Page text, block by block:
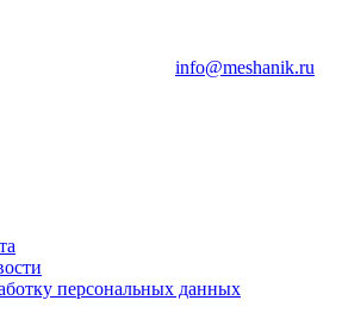
info@meshanik.ru
персональных данных